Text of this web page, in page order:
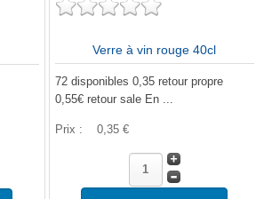
Verre à vin rouge 40cl
72 disponibles 0,35 retour propre
0,55€ retour sale En ...
Prix : 0,35 €